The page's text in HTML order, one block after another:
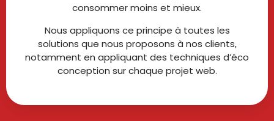
consommer moins et mieux.
Nous appliquons ce principe à toutes les
solutions que nous proposons à nos clients,
notamment en appliquant des techniques d’éco
conception sur chaque projet web.